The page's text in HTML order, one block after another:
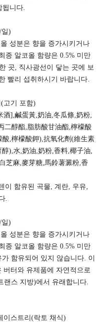
니다.
)
성분은 향을 증가시키거나
종 알코올 함량은 0.5% 미만
곳, 직사광선이 닿는 곳에 보
빨리 섭취하시기 바랍니다.
고기 포함)
],鹹蛋黃,奶油,冬瓜條,奶粉,
二醇酯,脂肪酸甘油酯,檸檬酸
,檸檬酸鉀),抗氧化劑(維生素
),水,奶油,奶粉,香料,椰子油,
芝麻,麥芽糖,馬鈴薯澱粉,香
이 함유된 곡물, 계란, 우유,
.
)
성분은 향을 증가시키거나
종 알코올 함량은 0.5% 미만
함유되어 있지 않습니다. 이
터와 유제품에 자연적으로
스 지방)에서 유래합니다.
이스트리(락토 채식)